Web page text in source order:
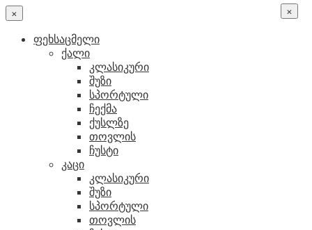
×
ფეხსაცმელი
ქალი
კლასიკური
შუზი
სპორტული
ჩექმა
ქუსლზე
თოვლის
ჩუსტი
კაცი
კლასიკური
შუზი
სპორტული
თოვლის
×